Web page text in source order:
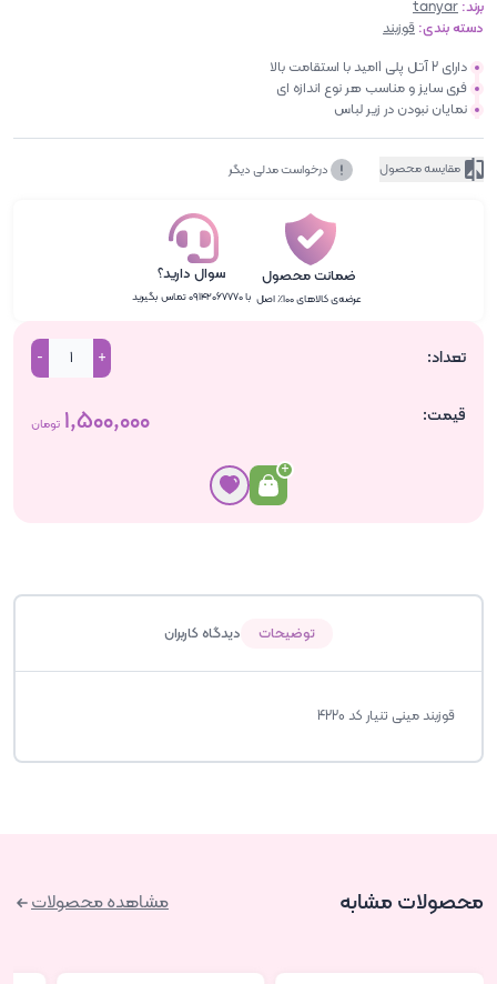
برند: tanyar
دسته بندی: قوزبند
دارای 2 آتل پلی 1امید با استقامت بالا
فری سایز و مناسب هر نوع اندازه ای
نمایان نبودن در زیر لباس
مقایسه محصول درخواست مدلی دیگر
ضمانت محصول
عرضه‌ی کالاهای ۱۰۰٪ اصل
سوال دارید؟
با ۰۹۱۴۲۰۶۷۷۷۰ تماس بگیرید
تعداد: +
-
قیمت: ۱٬۵۰۰٬۰۰۰ تومان
توضیحات دیدگاه کاربران
قوزبند مینی تنیار کد 4220
محصولات مشابه مشاهده محصولات